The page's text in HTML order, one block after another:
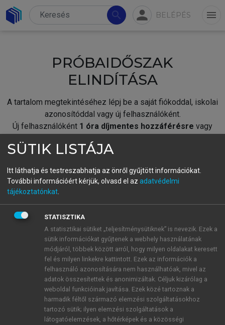
search person BELÉPÉS menu
PRÓBAIDŐSZAK
ELINDÍTÁSA
A tartalom megtekintéséhez lépj be a saját fiókoddal, iskolai
azonosítóddal vagy új felhasználóként.
Új felhasználóként 1 óra díjmentes hozzáférésre vagy
fiókoddal,vagy hozz létre új fiókot.
A regisztráció után apróbaidőszakautomatikusan
BELÉPÉS SAJÁT FIÓKKAL
ÚJ FIÓK LÉTREHOZÁSA
1 óra díjmentes hozzáférés
E-MAIL-CÍM
SÜTIK LISTÁJA
Itt láthatja és testreszabhatja az önről gyűjtött információkat.
További információért kérjük, olvasd el az adatvédelmi
tájékoztatónkat
STATISZTIKA
A statisztikai sütiket „teljesítménysütiknek” is nevezik. Ezek a
sütik információkat gyűjtenek a webhely használatának
módjáról, többek között arról, hogy milyen oldalakat keresett
fel és milyen linkekre kattintott. Ezek az információk a
felhasználó azonosítására nem használhatóak, mivel az
adatok összesítettek és anonimizáltak. Céljuk kizárólag a
weboldal funkcióinak javítása. Ezek közé tartoznak a
harmadik féltől származó elemzési szolgáltatásokhoz
tartozó sütik; ilyen elemzési szolgáltatások a
látogatóelemzések, a hőtérképek és a közösségi